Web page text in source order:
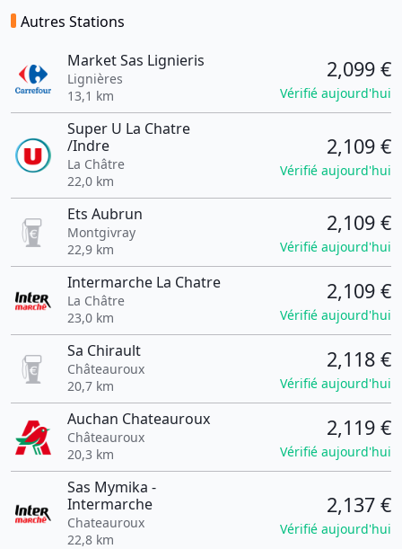
Autres Stations
Market Sas Lignieris
Lignières
13,1 km
2,099 €
Vérifié aujourd'hui
Super U La Chatre
/Indre
La Châtre
22,0 km
2,109 €
Vérifié aujourd'hui
Ets Aubrun
Montgivray
22,9 km
2,109 €
Vérifié aujourd'hui
Intermarche La Chatre
La Châtre
23,0 km
2,109 €
Vérifié aujourd'hui
Sa Chirault
Châteauroux
20,7 km
2,118 €
Vérifié aujourd'hui
Auchan Chateauroux
Châteauroux
20,3 km
2,119 €
Vérifié aujourd'hui
Sas Mymika -
Intermarche
Chateauroux
22,8 km
2,137 €
Vérifié aujourd'hui